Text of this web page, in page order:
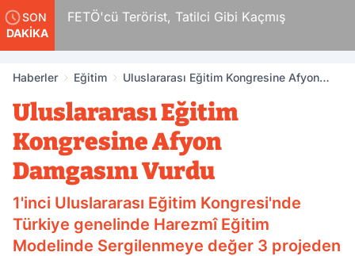
SON
DAKİKA
FETÖ'cü Terörist, Tatilci Gibi Kaçmış
Haberler Eğitim
Uluslararası Eğitim Kongresine Afyon
Uluslararası Eğitim
Kongresine Afyon
Damgasını Vurdu
1'inci Uluslararası Eğitim Kongresi'nde
Türkiye genelinde Harezmî Eğitim
Modelinde Sergilenmeye değer 3 projeden